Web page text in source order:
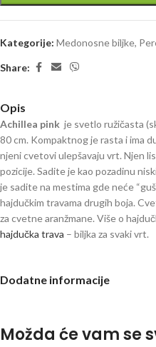
Kategorije: Medonosne biljke,
Share:
Opis
Achillea pink je svetlo ružičasta
80 cm. Kompaktnog je rasta i ima
njeni cvetovi ulepšavaju vrt. Njen
pozicije. Sadite je kao pozadinu
je sadite na mestima gde neće
hajdučkim travama drugih boja.
za cvetne aranžmane. Više o
hajdučka trava – biljka za svaki vrt.
Dodatne informacije
Možda će vam se